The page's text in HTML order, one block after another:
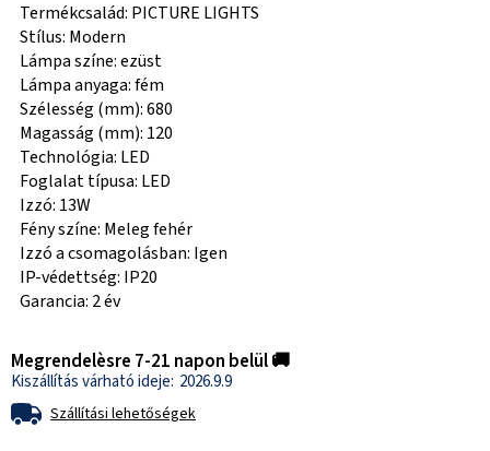
Termékcsalád: PICTURE LIGHTS
Stílus: Modern
Lámpa színe: ezüst
Lámpa anyaga: fém
Szélesség (mm): 680
Magasság (mm): 120
Technológia: LED
Foglalat típusa: LED
Izzó: 13W
Fény színe: Meleg fehér
Izzó a csomagolásban: Igen
IP-védettség: IP20
Garancia: 2 év
Megrendelèsre 7-21 napon belül 🚚
2026.9.9
Szállítási lehetőségek